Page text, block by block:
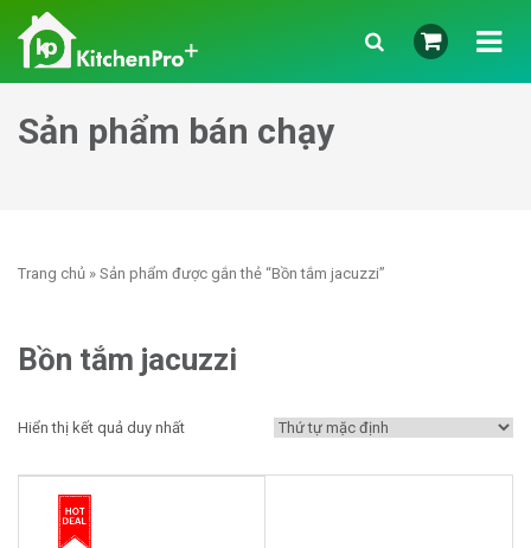
Sản phẩm bán chạy
Trang chủ » Sản phẩm được gắn thẻ “Bồn tắm jacuzzi”
Bồn tắm jacuzzi
Hiển thị kết quả duy nhất